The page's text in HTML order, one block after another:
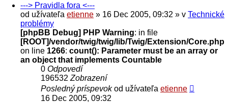
---> Pravidla fora <---
od užívateľa etienne » 16 Dec 2005, 09:32 » v Technické
problémy
[phpBB Debug] PHP Warning: in file
[ROOT]/vendor/twig/twig/lib/Twig/Extension/Core.php
on line 1266: count(): Parameter must be an array or
an object that implements Countable
0 Odpovedí
196532 Zobrazení
Posledný príspevokod užívateľa etienne
16 Dec 2005, 09:32